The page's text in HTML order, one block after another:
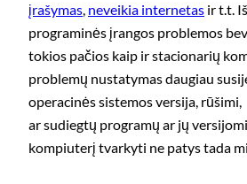
įrašymas, neveikia internetas ir t.t.
programinės įrangos problemos
tokios pačios kaip ir stacionarių
problemų nustatymas daugiau
operacinės sistemos versija, rūšimi,
ar sudiegtų programų ar jų
kompiuterį tvarkyti ne patys tada